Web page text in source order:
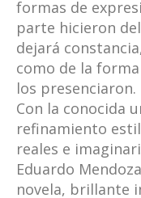
formas de
parte hicieron
dejará
como de la
los presenciaron.
Con la conocida
refinamiento
reales e
Eduardo
novela, brillante